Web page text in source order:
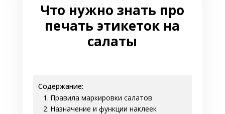
Что нужно знать про
печать этикеток на
салаты
Содержание:
Правила маркировки салатов
Назначение и функции наклеек